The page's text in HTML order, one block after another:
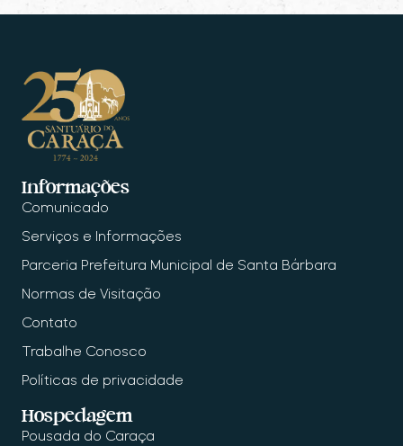
Informações
Comunicado
Serviços e Informações
Parceria Prefeitura Municipal de Santa Bárbara
Normas de Visitação
Contato
Trabalhe Conosco
Políticas de privacidade
Hospedagem
Pousada do Caraça